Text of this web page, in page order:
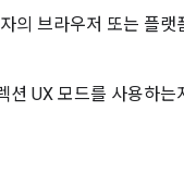
의 브라우저 또는 플랫
션 UX 모드를 사용하는